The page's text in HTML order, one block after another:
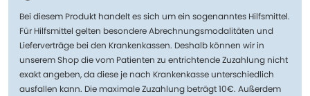
Bei diesem Produkt handelt es sich um ein sogenanntes Hilfsmittel.
Für Hilfsmittel gelten besondere Abrechnungsmodalitäten und
Lieferverträge bei den Krankenkassen. Deshalb können wir in
unserem Shop die vom Patienten zu entrichtende Zuzahlung nicht
exakt angeben, da diese je nach Krankenkasse unterschiedlich
ausfallen kann. Die maximale Zuzahlung beträgt 10€. Außerdem